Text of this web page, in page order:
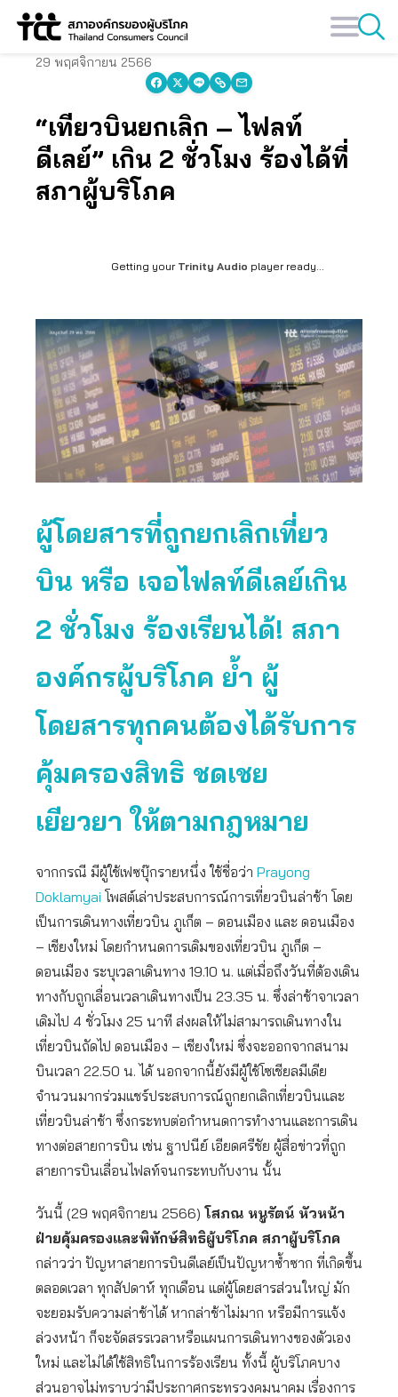
Skip
29 พฤศจิกายน 2566
“เที่ยวบินยกเลิก – ไฟลท์
ดีเลย์” เกิน 2 ชั่วโมง ร้องได้ที่
สภาผู้บริโภค
Getting your Trinity Audio player ready...
ผู้โดยสารที่ถูกยกเลิกเที่ยว
บิน หรือ เจอไฟลท์ดีเลย์เกิน
2 ชั่วโมง ร้องเรียนได้! สภา
องค์กรผู้บริโภค ย้ำ ผู้
โดยสารทุกคนต้องได้รับการ
คุ้มครองสิทธิ ชดเชย
เยียวยา ให้ตามกฎหมาย
จากกรณี มีผู้ใช้เฟซบุ๊กรายหนึ่ง ใช้ชื่อว่า Prayong
Doklamyai โพสต์เล่าประสบการณ์การเที่ยวบินล่าช้า โดย
เป็นการเดินทางเที่ยวบิน ภูเก็ต – ดอนเมือง และ ดอนเมือง
– เชียงใหม่ โดยกำหนดการเดิมของเที่ยวบิน ภูเก็ต –
ดอนเมือง ระบุเวลาเดินทาง 19.10 น. แต่เมื่อถึงวันที่ต้องเดิน
ทางกับถูกเลื่อนเวลาเดินทางเป็น 23.35 น. ซึ่งล่าช้าจาเวลา
เดิมไป 4 ชั่วโมง 25 นาที ส่งผลให้ไม่สามารถเดินทางใน
เที่ยวบินถัดไป ดอนเมือง – เชียงใหม่ ซึ่งจะออกจากสนาม
บินเวลา 22.50 น. ได้ นอกจากนี้ยังมีผู้ใช้โซเชียลมีเดีย
จำนวนมากร่วมแชร์ประสบการณ์ถูกยกเลิกเที่ยวบินและ
เที่ยวบินล่าช้า ซึ่งกระทบต่อกำหนดการทำงานและการเดิน
ทางต่อสายการบิน เช่น ฐาปนีย์ เอียดศรีชัย ผู้สื่อข่าวที่ถูก
สายการบินเลื่อนไฟลท์จนกระทบกับงาน นั้น
วันนี้ (29 พฤศจิกายน 2566) โสภณ หนูรัตน์ หัวหน้า
ฝ่ายคุ้มครองและพิทักษ์สิทธิผู้บริโภค สภาผู้บริโภค
กล่าวว่า ปัญหาสายการบินดีเลย์เป็นปัญหาซ้ำซาก ที่เกิดขึ้น
ตลอดเวลา ทุกสัปดาห์ ทุกเดือน แต่ผู้โดยสารส่วนใหญ่ มัก
จะยอมรับความล่าช้าได้ หากล่าช้าไม่มาก หรือมีการแจ้ง
ล่วงหน้า ก็จะจัดสรรเวลาหรือแผนการเดินทางของตัวเอง
ใหม่ และไม่ได้ใช้สิทธิในการร้องเรียน ทั้งนี้ ผู้บริโภคบาง
ส่วนอาจไม่ทราบว่ามีประกาศกระทรวงคมนาคม เรื่องการ